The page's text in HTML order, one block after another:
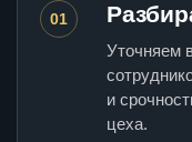
01
Уточняем
и
цеха.